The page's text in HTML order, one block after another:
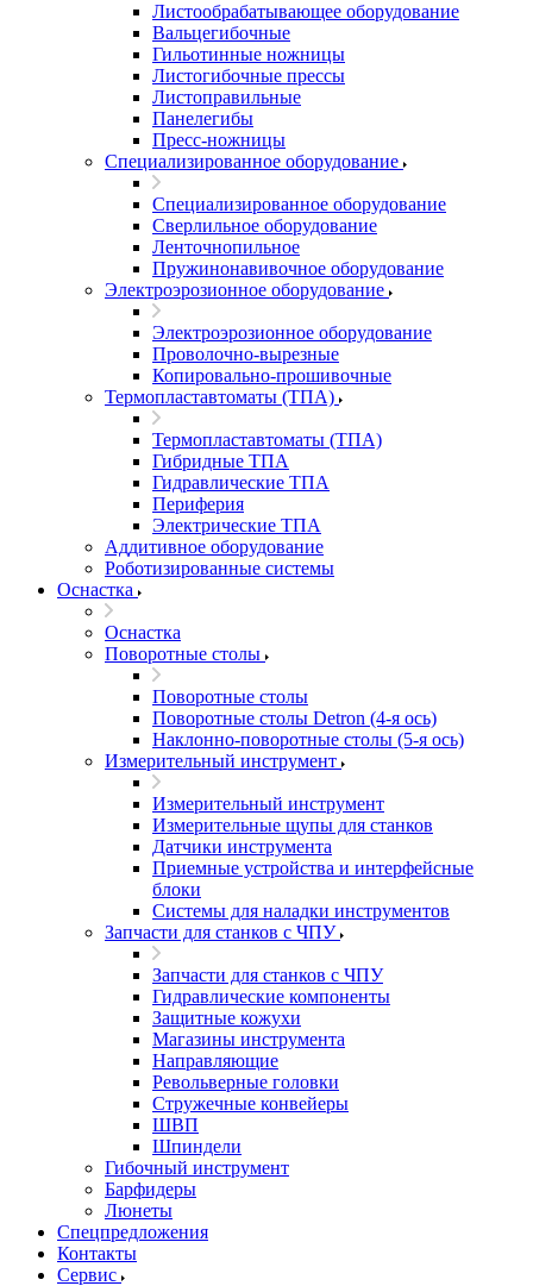
Листообрабатывающее оборудование
Вальцегибочные
Гильотинные ножницы
Листогибочные прессы
Листоправильные
Панелегибы
Пресс-ножницы
Специализированное оборудование
Специализированное оборудование
Сверлильное оборудование
Ленточнопильное
Пружинонавивочное оборудование
Электроэрозионное оборудование
Электроэрозионное оборудование
Проволочно-вырезные
Копировально-прошивочные
Термопластавтоматы (ТПА)
Термопластавтоматы (ТПА)
Гибридные ТПА
Гидравлические ТПА
Периферия
Электрические ТПА
Аддитивное оборудование
Роботизированные системы
Оснастка
Оснастка
Поворотные столы
Поворотные столы
Поворотные столы Detron (4-я ось)
Наклонно-поворотные столы (5-я ось)
Измерительный инструмент
Измерительный инструмент
Измерительные щупы для станков
Датчики инструмента
Приемные устройства и интерфейсные
блоки
Системы для наладки инструментов
Запчасти для станков с ЧПУ
Запчасти для станков с ЧПУ
Гидравлические компоненты
Защитные кожухи
Магазины инструмента
Направляющие
Револьверные головки
Стружечные конвейеры
ШВП
Шпиндели
Гибочный инструмент
Барфидеры
Люнеты
Спецпредложения
Контакты
Сервис